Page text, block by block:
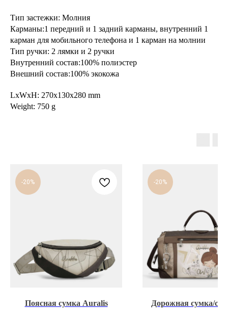
Тип застежки: Молния
Карманы:1 передний и 1 задний карманы, внутренний 1
карман для мобильного телефона и 1 карман на молнии
Тип ручки: 2 лямки и 2 ручки
Внутренний состав:100% полиэстер
Внешний состав:100% экокожа
LxWxH: 270x130x280 mm
Weight: 750 g
-20%
Поясная сумка Auralis
-20%
Дорожная сумка/